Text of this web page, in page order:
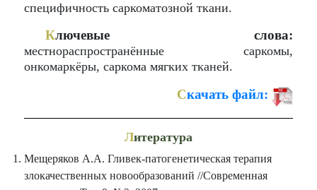
специфичность саркоматозной ткани.
Ключевые слова:
местнораспространённые саркомы,
онкомаркёры, саркома мягких тканей.
Скачать файл:
Литература
Мещеряков А.А. Гливек-патогенетическая терапия
злокачественных новообразований //Современная